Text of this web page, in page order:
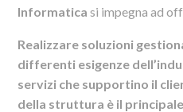
Informatica si impegna ad
Realizzare soluzioni
differenti esigenze
servizi che supportino il
della struttura è il